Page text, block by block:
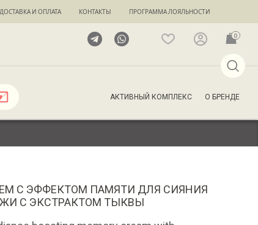
ДОСТАВКА И ОПЛАТА КОНТАКТЫ ПРОГРАММА ЛОЯЛЬНОСТИ
0
АКТИВНЫЙ КОМПЛЕКС О БРЕНДЕ
С ЭФФЕКТОМ ПАМЯТИ ДЛЯ СИЯНИЯ
С ЭКСТРАКТОМ ТЫКВЫ